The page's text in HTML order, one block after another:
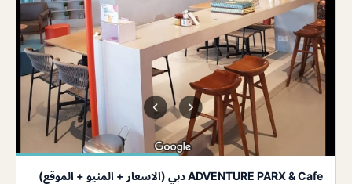
ADVENTURE PARX & Cafe دبي (الاسعار + المنيو + الموقع)